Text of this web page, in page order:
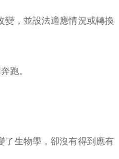
變，並設法適應情況或轉換
跑。
了生物學，卻沒有得到應有